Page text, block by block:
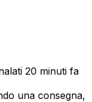
20 minuti fa
una consegna,